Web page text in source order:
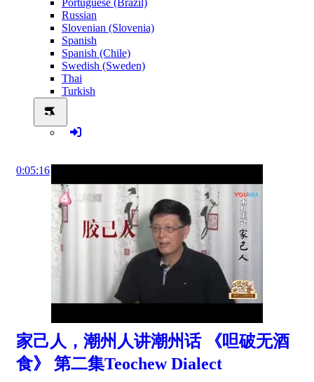
Russian
Slovenian (Slovenia)
Spanish
Spanish (Chile)
Swedish (Sweden)
Thai
Turkish
0:05:16
家己人，潮州人讲潮州话 《呾破无酒
食》 第二集Teochew Dialect